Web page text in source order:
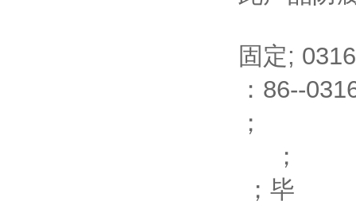
固定;
：86--
；
；
；毕